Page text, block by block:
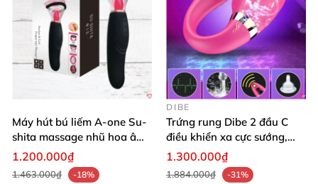
Máy hút bú liếm A-one Su-
shita massage nhũ hoa âm
đạo cực phê
1.200.000₫
1.463.000₫
-18%
DIBE
Trứng rung Dibe 2 đầu C
điều khiển xa cực sướng,
thích mê
1.300.000₫
1.884.000₫
-31%